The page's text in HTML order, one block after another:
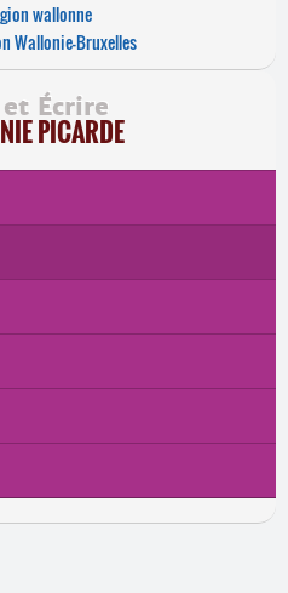
wallonne
Wallonie-Bruxelles
Écrire
PICARDE